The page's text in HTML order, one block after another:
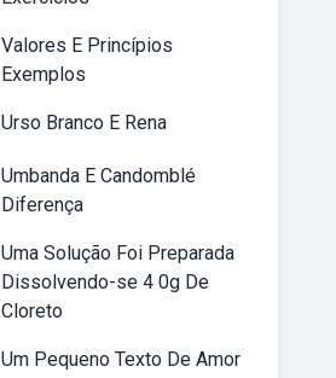
Valores E Princípios
Exemplos
Urso Branco E Rena
Umbanda E Candomblé
Diferença
Uma Solução Foi Preparada
Dissolvendo-se 4 0g De
Cloreto
Um Pequeno Texto De Amor